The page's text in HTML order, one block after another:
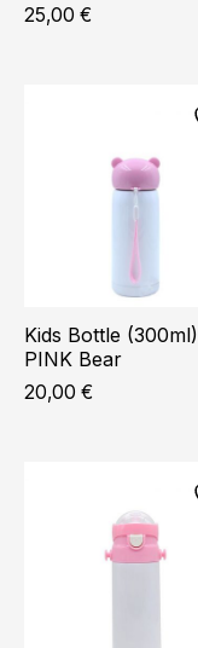
25,00 €
Kids Bottle (300ml)
PINK Bear
20,00 €